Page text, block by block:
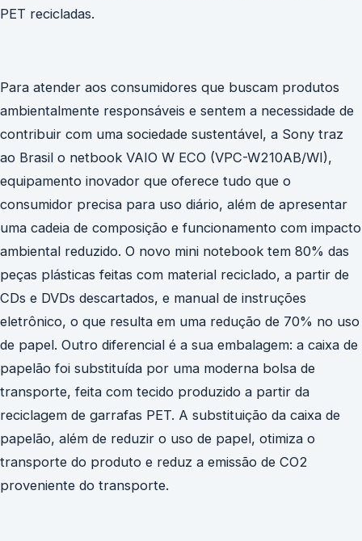
PET recicladas.
Para atender aos consumidores que buscam produtos
ambientalmente responsáveis e sentem a necessidade de
contribuir com uma sociedade sustentável, a Sony traz
ao Brasil o netbook VAIO W ECO (VPC-W210AB/WI),
equipamento inovador que oferece tudo que o
consumidor precisa para uso diário, além de apresentar
uma cadeia de composição e funcionamento com impacto
ambiental reduzido. O novo mini notebook tem 80% das
peças plásticas feitas com material reciclado, a partir de
CDs e DVDs descartados, e manual de instruções
eletrônico, o que resulta em uma redução de 70% no uso
de papel. Outro diferencial é a sua embalagem: a caixa de
papelão foi substituída por uma moderna bolsa de
transporte, feita com tecido produzido a partir da
reciclagem de garrafas PET. A substituição da caixa de
papelão, além de reduzir o uso de papel, otimiza o
transporte do produto e reduz a emissão de CO2
proveniente do transporte.